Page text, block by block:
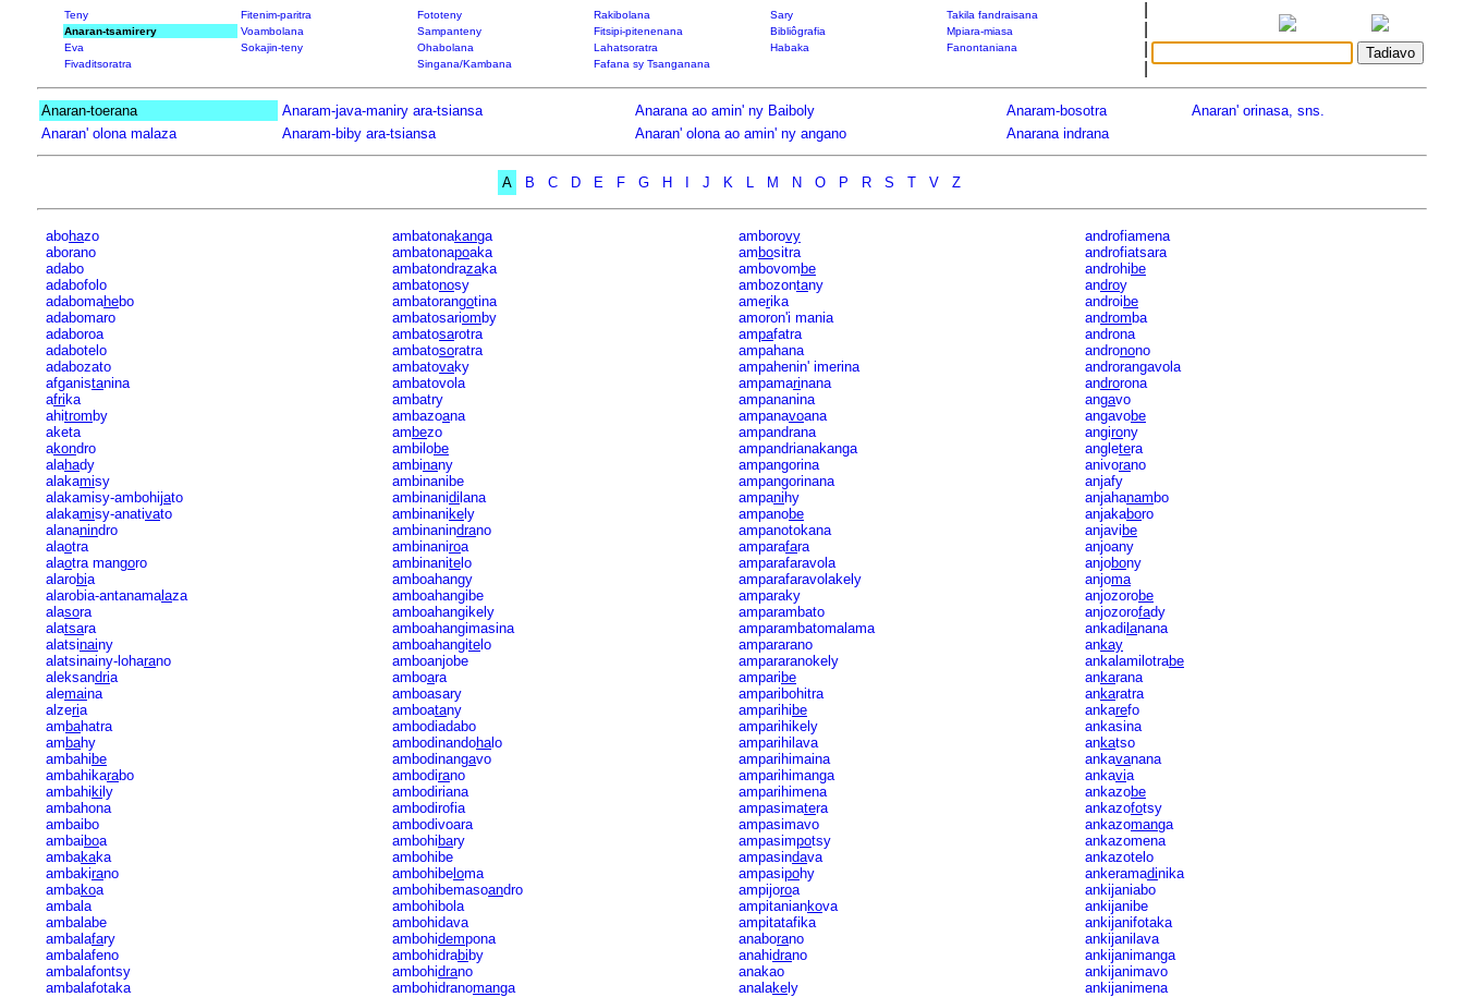
Teny Fitenim-paritra Fototeny Rakibolana Sary
Takila fandraisana
Anaran-tsamirery
Voambolana Sampanteny Fitsipi-pitenenana Bibliôgrafia
Mpiara-miasa
Eva
Sokajin-teny Ohabolana Lahatsoratra Habaka
Fanontaniana
Fivaditsoratra
Singana/Kambana Fafana sy Tsanganana
Anaran-toerana Anaram-java-maniry ara-tsiansa Anarana ao amin' ny Baiboly Anaram-bosotra
Anaran' orinasa, sns.
Anaran' olona malaza
Anaram-biby ara-tsiansa Anaran' olona ao amin' ny angano Anarana indrana
A B C D E F G H J K L M N O P R S T V Z
abohazo
aborano
adabo
adabofolo
adabomahebo
adabomaro
adaboroa
adabotelo
adabozato
afganistanina
afri ka
ahitrom by
aketa
akondro
alahady
alakamisy
alakamisy-ambohijato
alakamisy-anativato
alananindro
alaotra
alaotra mangoro
alarobia
alarobia-antanamalaza
alasora
alatsara
alatsinainy
alatsinainy-loharano
aleksandria
alemaina
alzeria
am bahatra
am bahy
ambahi be
ambahikarabo
ambahi ki ly
ambahona
ambaibo
ambai boa
ambakaka
ambakirano
ambakoa
ambala
ambalabe
ambalafary
ambalafeno
ambalafontsy
ambalafotaka
ambatonakanga
ambatonapoaka
ambatondrazaka
ambatonosy
ambatorangotina
ambatosariom by
ambatosarotra
ambatosoratra
ambatovaky
ambatovola
ambatry
ambazoana
am bezo
ambilobe
ambinany
ambinanibe
ambinanidi lana
ambinani kely
ambinanindrano
ambinaniroa
ambinanitelo
amboahangy
amboahangibe
amboahangikely
amboahangimasina
amboahangitelo
amboanjobe
amboara
amboasary
amboatany
ambodiadabo
ambodinandohalo
ambodinangavo
ambodirano
ambodiriana
ambodirofia
ambodivoara
ambohi bary
ambohibe
ambohibeloma
ambohibemasoandro
ambohibola
ambohidava
ambohidempona
ambohidrabi by
ambohidrano
ambohidranomanga
amborovy
am bositra
ambovom be
ambozontany
amerika
amoron'i mania
ampafatra
ampahana
ampahenin' imerina
ampamarinana
ampananina
ampanavoana
ampandrana
ampandrianakanga
ampangorina
ampangorinana
ampani hy
ampanobe
ampanotokana
amparafara
amparafaravola
amparafaravolakely
amparaky
amparambato
amparambatomalama
ampararano
ampararanokely
ampari be
amparibohitra
amparihi be
amparihikely
amparihilava
amparihimaina
amparihimanga
amparihimena
ampasimatera
ampasimavo
ampasimpotsy
ampasindava
ampasipohy
ampijoroa
ampitaniankova
ampitatafika
anaborano
anahidrano
anakao
analakely
androfiamena
androfiatsara
androhi be
androy
androi be
androm ba
androna
andronono
androrangavola
androrona
angavo
angavobe
angirony
angletera
anivorano
anjafy
anjahanam bo
anjakaboro
anjavi be
anjoany
anjobony
anjoma
anjozorobe
anjozorofady
ankadi lanana
ankay
ankalamilotrabe
ankarana
ankaratra
ankarefo
ankasina
ankatso
ankavanana
ankavia
ankazobe
ankazofotsy
ankazomanga
ankazomena
ankazotelo
ankeramadinika
ankijaniabo
ankijanibe
ankijanifotaka
ankijanilava
ankijanimanga
ankijanimavo
ankijanimena